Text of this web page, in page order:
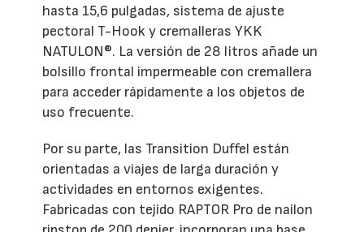
hasta 15,6 pulgadas, sistema de ajuste
pectoral T-Hook y cremalleras YKK
NATULON®. La versión de 28 litros añade un
bolsillo frontal impermeable con cremallera
para acceder rápidamente a los objetos de
uso frecuente.
Por su parte, las Transition Duffel están
orientadas a viajes de larga duración y
actividades en entornos exigentes.
Fabricadas con tejido RAPTOR Pro de nailon